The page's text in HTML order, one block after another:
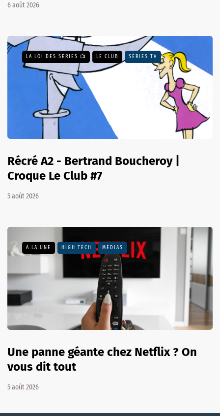
6 août 2026
LA LOI DES SÉRIES 📺 LE CLUB SÉRIES TV
Récré A2 - Bertrand Boucheroy |
Croque Le Club #7
5 août 2026
A LA UNE HIGH TECH MÉDIAS
Une panne géante chez Netflix ? On
vous dit tout
5 août 2026